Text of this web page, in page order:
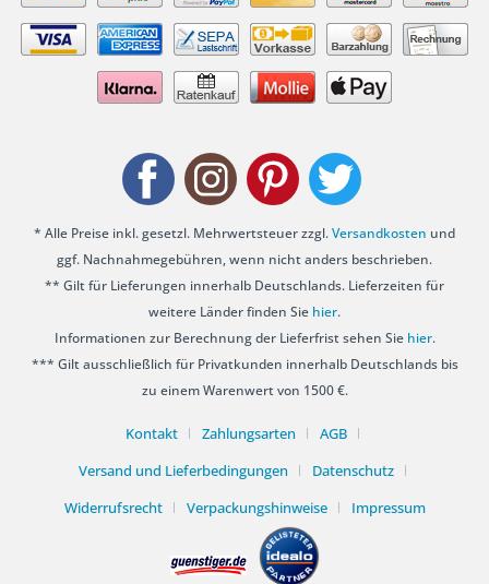
* Alle Preise inkl. gesetzl. Mehrwertsteuer zzgl.Versandkosten und
ggf. Nachnahmegebühren, wenn nicht anders beschrieben.
** Gilt für Lieferungen innerhalb Deutschlands. Lieferzeiten für
weitere Länder finden Sie hier.
Informationen zur Berechnung der Lieferfrist sehen Sie hier.
*** Gilt ausschließlich für Privatkunden innerhalb Deutschlands bis
zu einem Warenwert von 1500 €.
Kontakt Zahlungsarten
AGB
Versand und Lieferbedingungen
Datenschutz
Widerrufsrecht
Verpackungshinweise Impressum